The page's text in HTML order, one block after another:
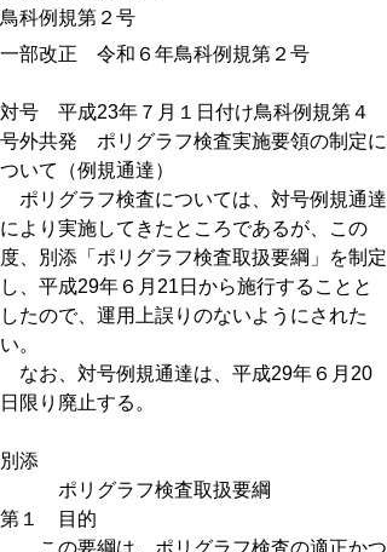
鳥科例規第２号
一部改正 令和６年鳥科例規第２号
対号 平成23年７月１日付け鳥科例規第４
号外共発 ポリグラフ検査実施要領の制定に
ついて（例規通達）
ポリグラフ検査については、対号例規通達
により実施してきたところであるが、この
度、別添「ポリグラフ検査取扱要綱」を制定
し、平成29年６月21日から施行することと
したので、運用上誤りのないようにされた
い。
なお、対号例規通達は、平成29年６月20
日限り廃止する。
別添
ポリグラフ検査取扱要綱
第１ 目的
この要綱は、ポリグラフ検査の適正かつ